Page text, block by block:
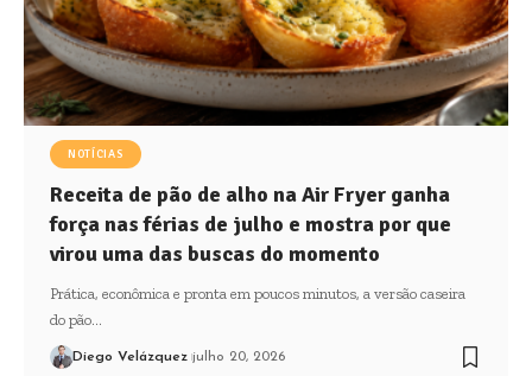
NOTÍCIAS
Receita de pão de alho na Air Fryer ganha
força nas férias de julho e mostra por que
virou uma das buscas do momento
Prática, econômica e pronta em poucos minutos, a versão caseira
do pão…
Diego Velázquez julho 20, 2026